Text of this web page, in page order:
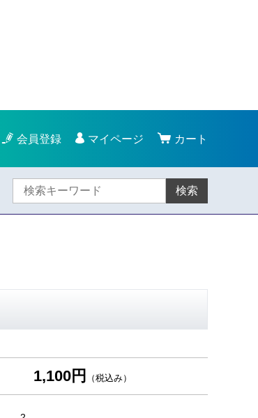
会員登録 マイページ カート
検索
1,100円 （税込み）